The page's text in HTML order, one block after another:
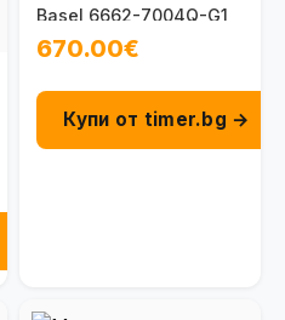
Basel 6662-7004Q-G1
670.00€
Купи от timer.bg →